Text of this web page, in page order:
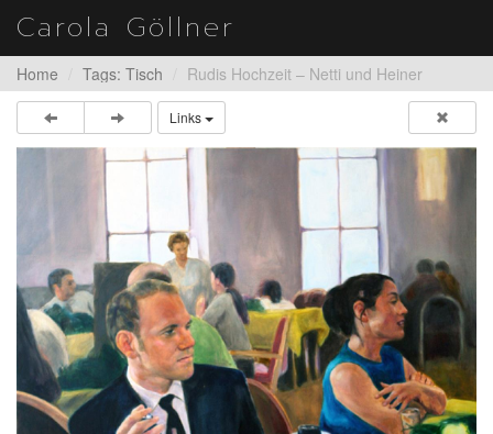
Carola Göllner
Home Tags: Tisch Rudis Hochzeit – Netti und Heiner
Links